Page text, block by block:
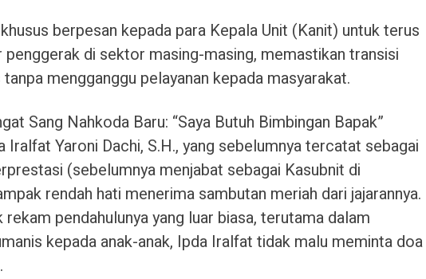
berpesan kepada para Kepala Unit (Kanit) untuk terus
di sektor masing-masing, memastikan transisi
mengganggu pelayanan kepada masyarakat.
Sang Nahkoda Baru: “Saya Butuh Bimbingan Bapak”
Iralfat Yaroni Dachi, S.H., yang sebelumnya tercatat sebagai
(sebelumnya menjabat sebagai Kasubnit di
rendah hati menerima sambutan meriah dari jajarannya.
rekam pendahulunya yang luar biasa, terutama dalam
kepada anak-anak, Ipda Iralfat tidak malu meminta doa